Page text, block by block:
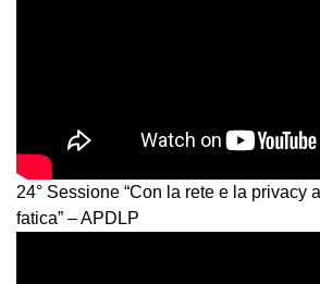
24° Sessione “Con la rete e la privacy
fatica” – APDLP